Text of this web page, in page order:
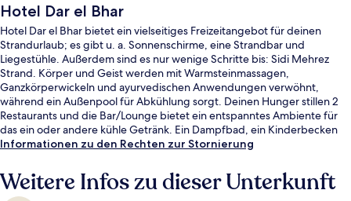
Hotel Dar el Bhar
Hotel Dar el Bhar bietet ein vielseitiges Freizeitangebot für deinen
Strandurlaub; es gibt u. a. Sonnenschirme, eine Strandbar und
Liegestühle. Außerdem sind es nur wenige Schritte bis: Sidi Mehrez
Strand. Körper und Geist werden mit Warmsteinmassagen,
Ganzkörperwickeln und ayurvedischen Anwendungen verwöhnt,
während ein Außenpool für Abkühlung sorgt. Deinen Hunger stillen 2
Restaurants und die Bar/Lounge bietet ein entspanntes Ambiente für
das ein oder andere kühle Getränk. Ein Dampfbad, ein Kinderbecken
und eine Terrasse gehören ebenfalls zum Angebot. Andere Reisende
Informationen zu den Rechten zur Stornierung
Weitere Infos zu dieser Unterkunft